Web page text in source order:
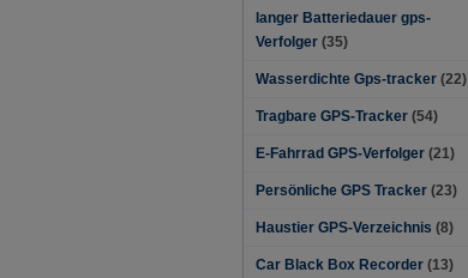
langer Batteriedauer gps-
Verfolger (35)
Wasserdichte Gps-tracker (22)
Tragbare GPS-Tracker (54)
E-Fahrrad GPS-Verfolger (21)
Persönliche GPS Tracker (23)
Haustier GPS-Verzeichnis (8)
Car Black Box Recorder (13)